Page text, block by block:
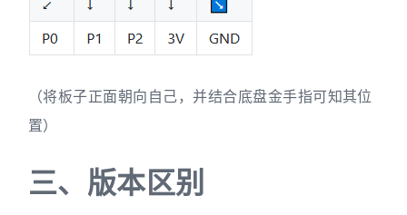
（将板子正面朝向自己，并结合底盘金手指可知其位
置）
三、 版本区别